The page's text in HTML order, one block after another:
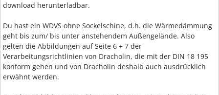
download herunterladbar.
Du hast ein WDVS ohne Sockelschine, d.h. die Wärmedämmung
geht bis zum/ bis unter anstehendem Außengelände. Also
gelten die Abbildungen auf Seite 6 + 7 der
Verarbeitungsrichtlinien von Dracholin, die mit der DIN 18 195
konform gehen und von Dracholin deshalb auch ausdrücklich
erwähnt werden.